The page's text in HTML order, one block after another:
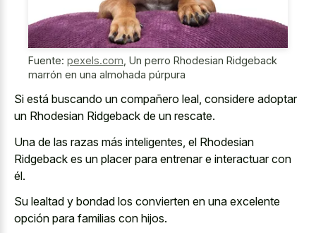
Fuente: pexels.com Un perro Rhodesian Ridgeback
marrón en una almohada púrpura
Si está buscando un compañero leal, considere adoptar
un Rhodesian Ridgeback de un rescate.
Una de las razas más inteligentes, el Rhodesian
Ridgeback es un placer para entrenar e interactuar con
él.
Su lealtad y bondad los convierten en una excelente
opción para familias con hijos.